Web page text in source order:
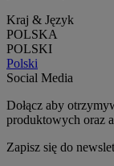
Kraj & Język
POLSKA
POLSKI
Polski
Social Media
Dołącz aby
produktowych oraz
Zapisz się do